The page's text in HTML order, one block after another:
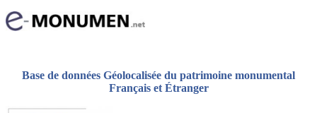
Base de données Géolocalisée du patrimoine monumental
Français et Étranger